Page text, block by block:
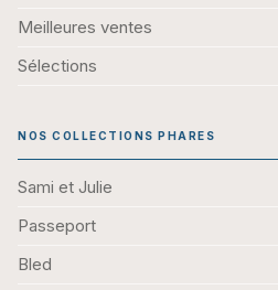
Meilleures ventes
Sélections
NOS COLLECTIONS PHARES
Sami et Julie
Passeport
Bled